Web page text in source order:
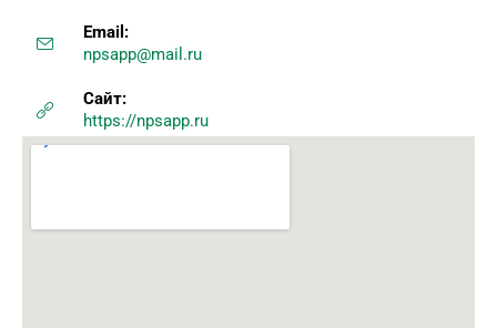
Email:
npsapp@mail.ru
Сайт:
https://npsapp.ru